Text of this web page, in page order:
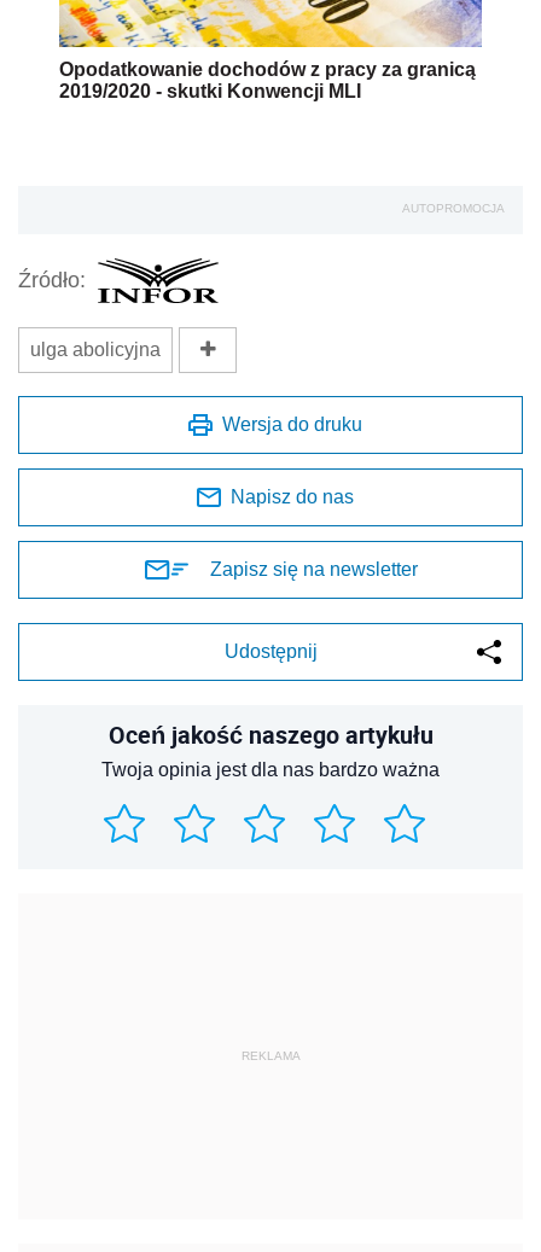
Opodatkowanie dochodów z pracy za granicą
2019/2020 - skutki Konwencji MLI
AUTOPROMOCJA
Źródło:
ulga abolicyjna
Wersja do druku
Napisz do nas
Zapisz się na newsletter
Udostępnij
Oceń jakość naszego artykułu
Twoja opinia jest dla nas bardzo ważna
REKLAMA